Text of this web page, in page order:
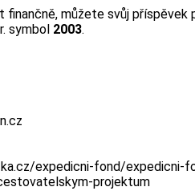
můžete svůj příspěvek
symbol 2003.
expedicni-fond/expedicni-
projektum